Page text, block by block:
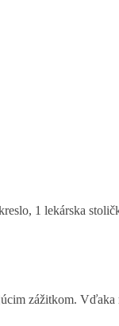
1 lekárska
zážitkom.